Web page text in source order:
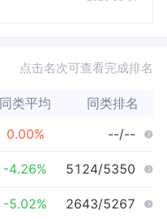
点击名次可查看完成排名
同类平均 同类排名
0.00% --/--
-4.26% 5124/5350
-5.02% 2643/5267